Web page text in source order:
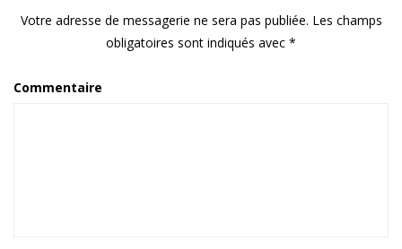
Votre adresse de messagerie ne sera pas publiée. Les champs
obligatoires sont indiqués avec *
Commentaire